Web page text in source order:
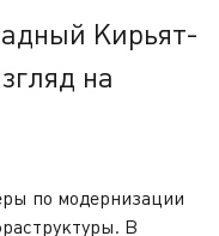
Кирьят-
на
по модернизации
В